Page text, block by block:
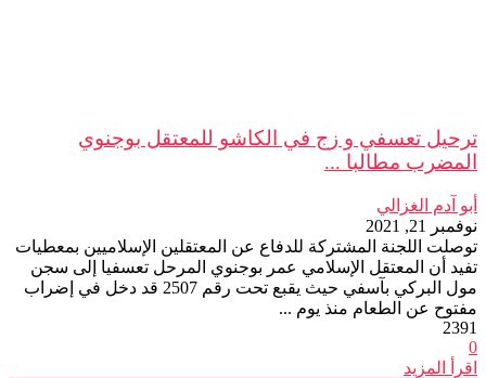
ترحيل تعسفي و زج في الكاشو للمعتقل بوجنوي
المضرب مطالبا ...
أبو آدم الغزالي
نوفمبر 21, 2021
توصلت اللجنة المشتركة للدفاع عن المعتقلين الإسلاميين بمعطيات
تفيد أن المعتقل الإسلامي عمر بوجنوي المرحل تعسفيا إلى سجن
مول البركي بآسفي حيث يقبع تحت رقم 2507 قد دخل في إضراب
مفتوح عن الطعام منذ يوم ...
2391
0
اقرأ المزيد